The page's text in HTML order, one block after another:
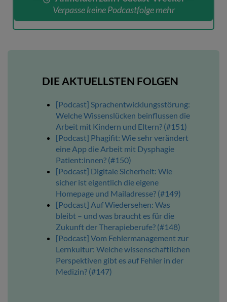
Verpasse keine Podcastfolge mehr
DIE AKTUELLSTEN FOLGEN
[Podcast] Sprachentwicklungsstörung:
Welche Wissenslücken beinflussen die
Arbeit mit Kindern und Eltern? (#151)
[Podcast] Phagifit: Wie sehr verändert
eine App die Arbeit mit Dysphagie
Patient:innen? (#150)
[Podcast] Digitale Sicherheit: Wie
sicher ist eigentlich die eigene
Homepage und Mailadresse? (#149)
[Podcast] Auf Wiedersehen: Was
bleibt – und was braucht es für die
Zukunft der Therapieberufe? (#148)
[Podcast] Vom Fehlermanagement zur
Lernkultur: Welche wissenschaftlichen
Perspektiven gibt es auf Fehler in der
Medizin? (#147)